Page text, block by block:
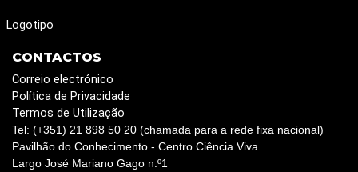
Logotipo
CONTACTOS
Correio electrónico
Política de Privacidade
Termos de Utilização
Tel: (+351) 21 898 50 20 (chamada para a rede fixa nacional)
Pavilhão do Conhecimento - Centro Ciência Viva
Largo José Mariano Gago n.º1